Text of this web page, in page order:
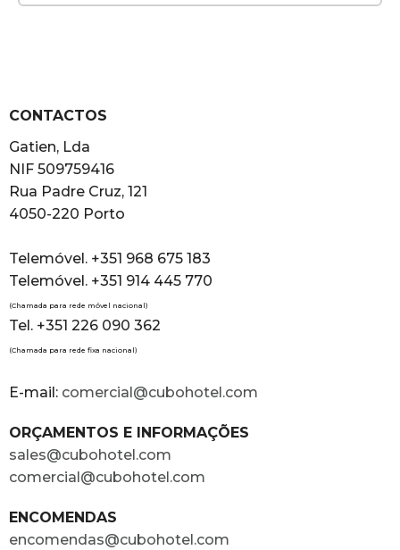
CONTACTOS
Gatien, Lda
NIF 509759416
Rua Padre Cruz, 121
4050-220 Porto
Telemóvel. +351 968 675 183
Telemóvel. +351 914 445 770
(Chamada para rede móvel nacional)
Tel. +351 226 090 362
(Chamada para rede fixa nacional)
E-mail: comercial@cubohotel.com
ORÇAMENTOS E INFORMAÇÕES
sales@cubohotel.com
comercial@cubohotel.com
ENCOMENDAS
encomendas@cubohotel.com